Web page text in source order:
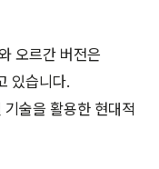
오르간 버전은
있습니다.
술을 활용한 현대적